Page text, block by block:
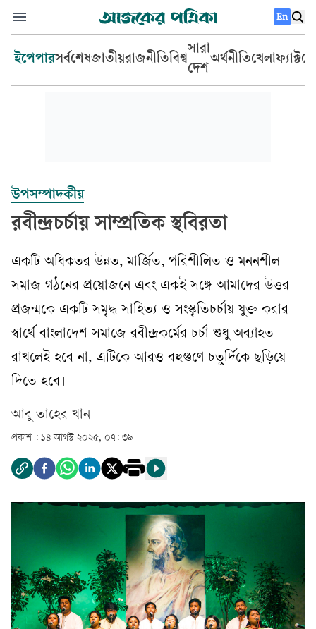
En
ইপেপারসর্বশেষজাতীয়রাজনীতিবিশ্ব
সারা
দেশ
অর্থনীতিখেলা
উপসম্পাদকীয়
রবীন্দ্রচর্চায় সাম্প্রতিক স্থবিরতা
একটি অধিকতর উন্নত, মার্জিত, পরিশীলিত ও মননশীল
সমাজ গঠনের প্রয়োজনে এবং একই সঙ্গে আমাদের উত্তর-
প্রজন্মকে একটি সমৃদ্ধ সাহিত্য ও সংস্কৃতিচর্চায় যুক্ত করার
স্বার্থে বাংলাদেশ সমাজে রবীন্দ্রকর্মের চর্চা শুধু অব্যাহত
রাখলেই হবে না, এটিকে আরও বহুগুণে চতুর্দিকে ছড়িয়ে
দিতে হবে।
আবু তাহের খান
প্রকাশ : ১৪ আগস্ট ২০২৫, ০৭: ৩৯